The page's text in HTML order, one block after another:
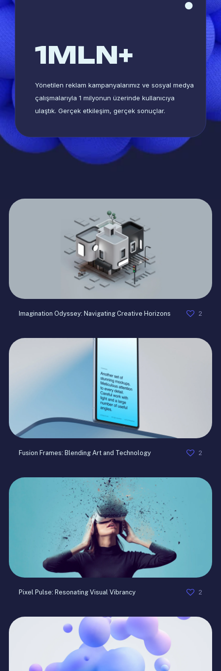
1MLN+
Yönetilen reklam kampanyalarımız ve sosyal medya
çalışmalarıyla 1 milyonun üzerinde kullanıcıya
ulaştık. Gerçek etkileşim, gerçek sonuçlar.
Imagination Odyssey: Navigating Creative Horizons 2
Fusion Frames: Blending Art and Technology 2
Pixel Pulse: Resonating Visual Vibrancy 2